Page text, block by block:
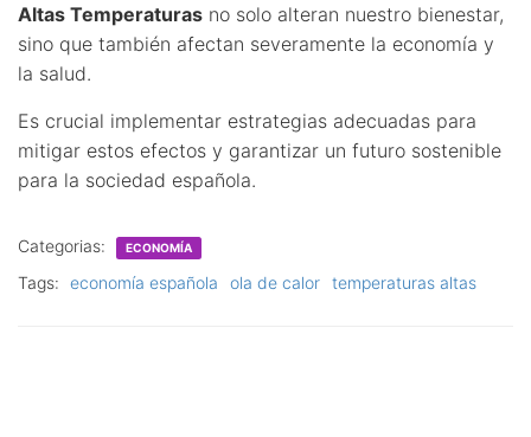
Altas Temperaturas no solo alteran nuestro bienestar,
sino que también afectan severamente la economía y
la salud.
Es crucial implementar estrategias adecuadas para
mitigar estos efectos y garantizar un futuro sostenible
para la sociedad española.
Categorias: ECONOMÍA
Tags: economía española ola de calor temperaturas altas